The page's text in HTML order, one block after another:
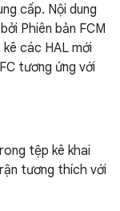
cấp. Nội dung
Phiên bản FCM
các HAL mới
tương ứng với
tệp kê khai
tương thích với